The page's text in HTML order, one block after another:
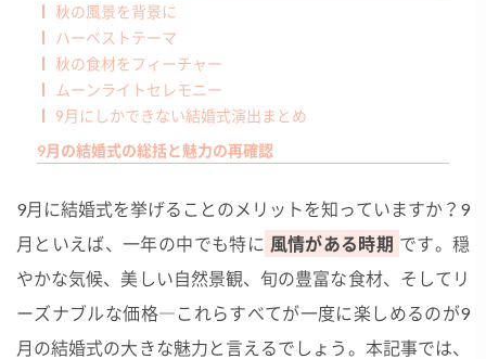
秋の風景を背景に
ハーベストテーマ
秋の食材をフィーチャー
ムーンライトセレモニー
9月にしかできない結婚式演出まとめ
9月の結婚式の総括と魅力の再確認
9月に結婚式を挙げることのメリットを知っていますか？9
月といえば、一年の中でも特に 風情がある時期 です。穏
やかな気候、美しい自然景観、旬の豊富な食材、そしてリ
ーズナブルな価格―これらすべてが一度に楽しめるのが9
月の結婚式の大きな魅力と言えるでしょう。本記事では、